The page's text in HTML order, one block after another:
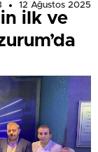
12 Ağustos 2025
ilk ve